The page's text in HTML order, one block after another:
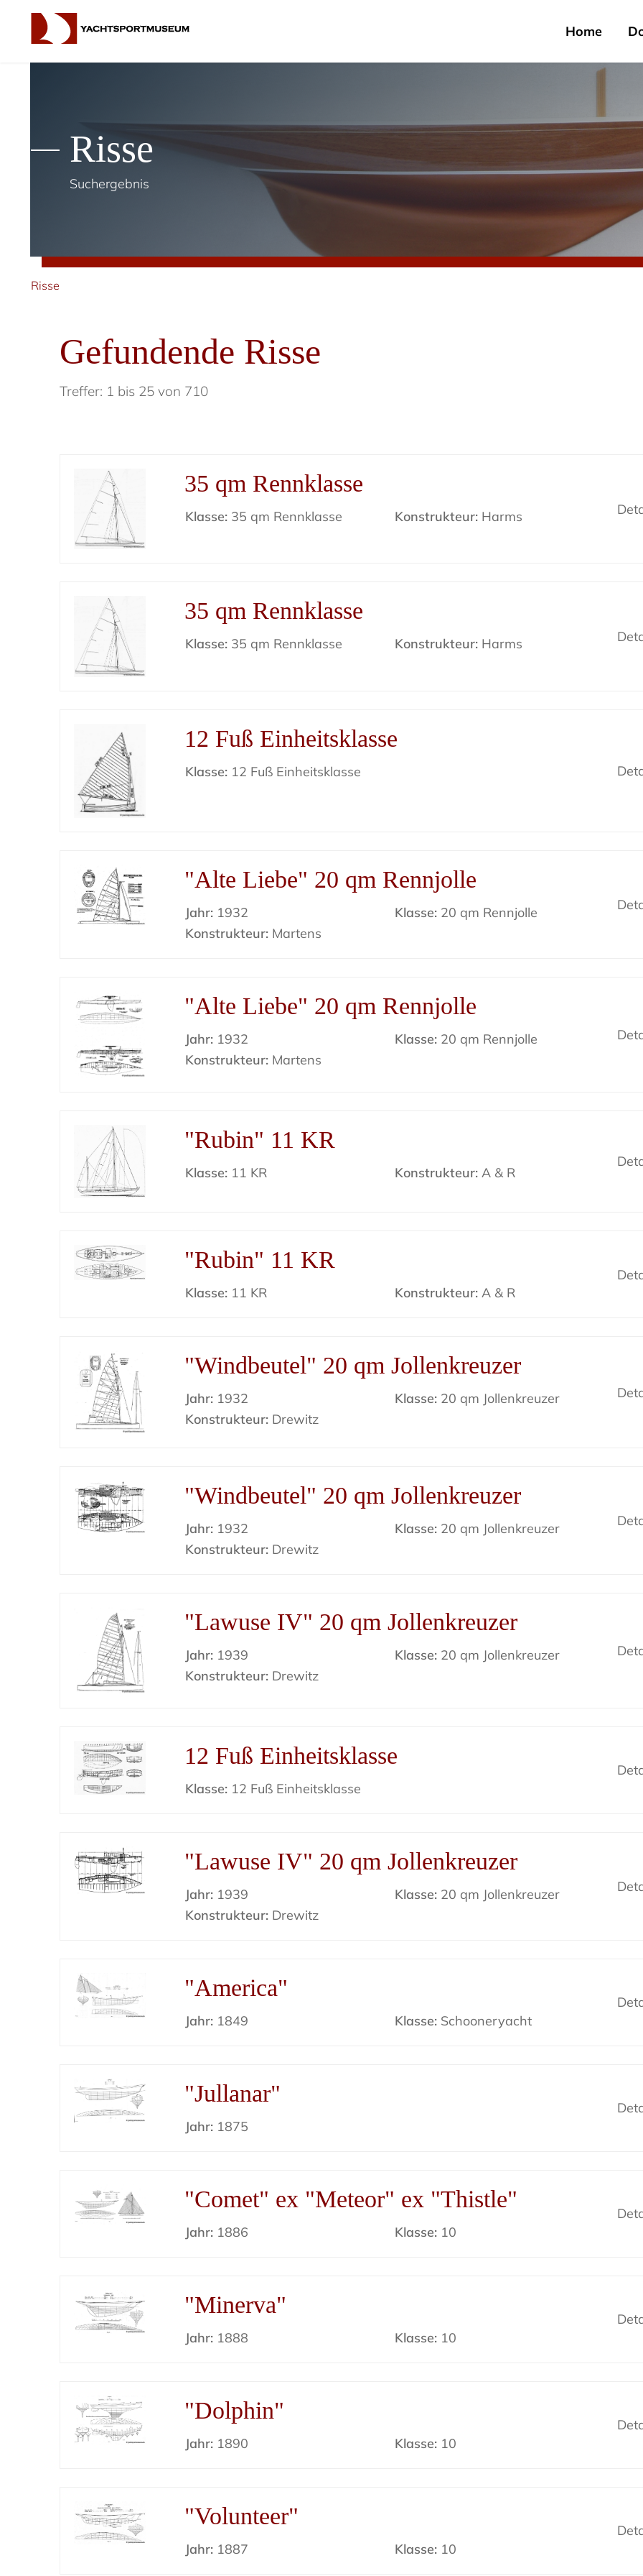
Home
Risse
Suchergebnis
Risse
Gefundende Risse
Treffer: 1 bis 25 von 710
35 qm Rennklasse
Klasse: 35 qm Rennklasse Konstrukteur:Harms
35 qm Rennklasse
Klasse: 35 qm Rennklasse Konstrukteur:Harms
12 Fuß Einheitsklasse
Klasse: 12 Fuß Einheitsklasse
"Alte Liebe" 20 qm Rennjolle
Jahr: 1932 Klasse:20 qm Rennjolle
Konstrukteur: Martens
"Alte Liebe" 20 qm Rennjolle
Jahr: 1932 Klasse:20 qm Rennjolle
Konstrukteur: Martens
"Rubin" 11 KR
Klasse: 11 KR Konstrukteur:A & R
"Rubin" 11 KR
Klasse: 11 KR Konstrukteur:A & R
"Windbeutel" 20 qm Jollenkreuzer
Jahr: 1932 Klasse:20 qm Jollenkreuzer
Konstrukteur: Drewitz
"Windbeutel" 20 qm Jollenkreuzer
Jahr: 1932 Klasse:20 qm Jollenkreuzer
Konstrukteur: Drewitz
"Lawuse IV" 20 qm Jollenkreuzer
Jahr: 1939 Klasse:20 qm Jollenkreuzer
Konstrukteur: Drewitz
12 Fuß Einheitsklasse
Klasse: 12 Fuß Einheitsklasse
"Lawuse IV" 20 qm Jollenkreuzer
Jahr: 1939 Klasse:20 qm Jollenkreuzer
Konstrukteur: Drewitz
"America"
Jahr: 1849 Klasse:Schooneryacht
"Jullanar"
Jahr: 1875
"Comet" ex "Meteor" ex "Thistle"
Jahr: 1886 Klasse:10
"Minerva"
Jahr: 1888 Klasse:10
"Dolphin"
Jahr: 1890 Klasse:10
"Volunteer"
Jahr: 1887 Klasse:10